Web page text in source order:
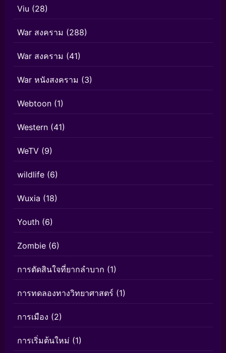
Viu (28)
War สงคราม (288)
War สงคราม (41)
War หนังสงคราม (3)
Webtoon (1)
Western (41)
WeTV (9)
wildlife (6)
Wuxia (18)
Youth (6)
Zombie (6)
การตัดสินใจที่ยากลำบาก (1)
การทดลองทางวิทยาศาสตร์ (1)
การเมือง (2)
การเริ่มต้นใหม่ (1)